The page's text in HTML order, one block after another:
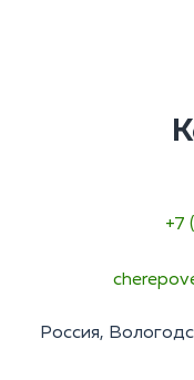
+7
Россия,